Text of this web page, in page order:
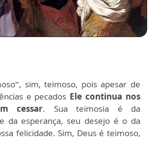
sim, teimoso, pois apesar de
e pecados Ele continua nos
cessar. Sua teimosia é da
da esperança, seu desejo é o da
felicidade. Sim, Deus é teimoso,